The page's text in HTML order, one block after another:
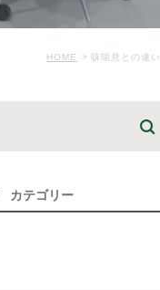
HOME 咳喘息との違い
カテゴリー